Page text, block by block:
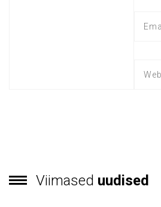
Viimased uudised